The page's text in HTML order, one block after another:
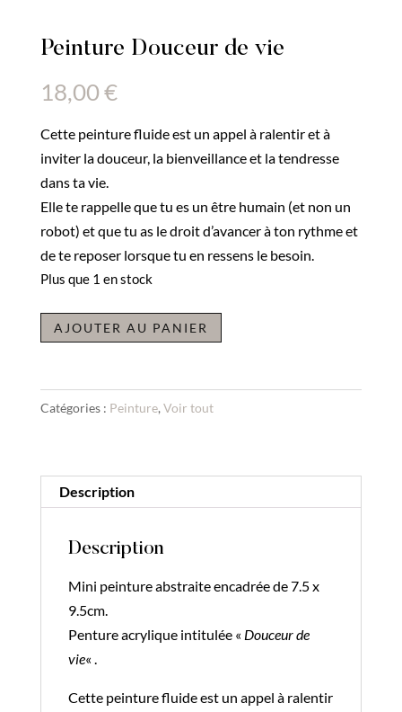
Peinture Douceur de vie
18,00€
Cette peinture fluide est un appel à ralentir et à
inviter la douceur, la bienveillance et la tendresse
dans ta vie.
Elle te rappelle que tu es un être humain (et non un
robot) et que tu as le droit d’avancer à ton rythme et
de te reposer lorsque tu en ressens le besoin.
Plus que 1 en stock
quantité
de
AJOUTER AU PANIER
:
Catégories : Peinture, Voir tout
Description
Description
Mini peinture abstraite encadrée de 7.5 x
9.5cm.
Penture acrylique intitulée « Douceur de
vie« .
Cette peinture fluide est un appel à ralentir